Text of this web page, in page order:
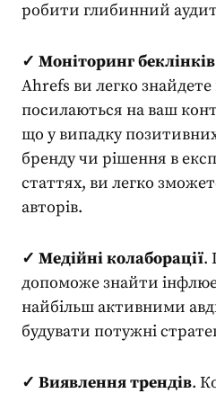
робити глибинний
✓ Моніторинг беклінків
Ahrefs ви легко знайдете
посилаються наваш
що у випадку
бренду чи рішення в
статтях, ви легко
авторів.
✓ Медійні колаборації.
допоможе знайти
найбільш активними
будувати потужні
✓ Виявлення трендів.